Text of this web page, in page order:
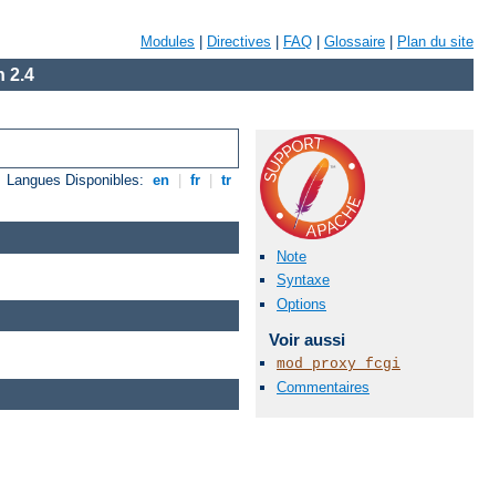
Modules Directives FAQ Glossaire Plan du site
2.4
Langues Disponibles: en fr tr
Note
Syntaxe
Options
Voir aussi
mod_proxy_fcgi
Commentaires